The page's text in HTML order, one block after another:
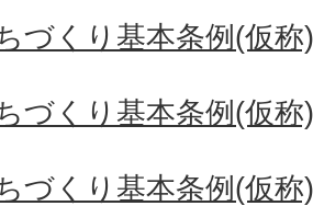
づくり基本条例(仮称
づくり基本条例(仮称
づくり基本条例(仮称